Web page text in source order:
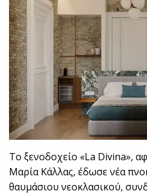
Το ξενοδοχείο «La Divina»,
Μαρία Κάλλας, έδωσε νέα
θαυμάσιου νεοκλασικού,